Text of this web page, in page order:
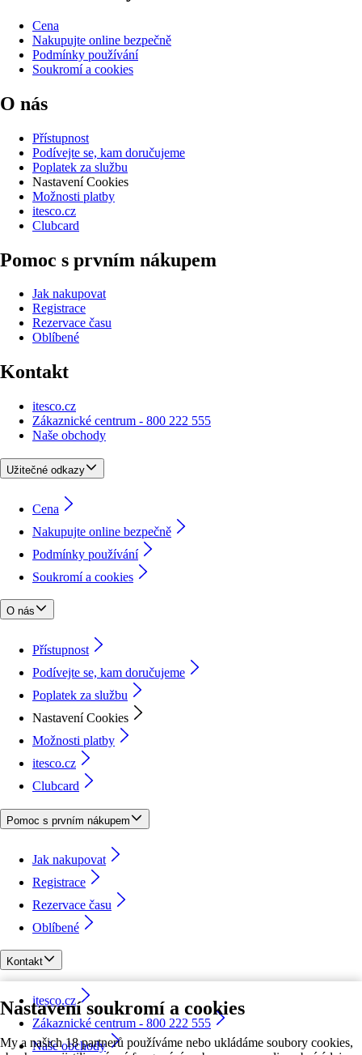
Nastavení soukromí a cookies
My a našich 18 partnerů používáme nebo ukládáme soubory cookies,
Cena
Nakupujte online bezpečně
Podmínky používání
Soukromí a cookies
O nás
Přístupnost
Podívejte se, kam doručujeme
Poplatek za službu
Nastavení Cookies
Možnosti platby
itesco.cz
Clubcard
Pomoc s prvním nákupem
Jak nakupovat
Registrace
Rezervace času
Oblíbené
Kontakt
itesco.cz
Zákaznické centrum - 800 222 555
Naše obchody
Užitečné odkazy
Cena
Nakupujte online bezpečně
Podmínky používání
Soukromí a cookies
O nás
Přístupnost
Podívejte se, kam doručujeme
Poplatek za službu
Nastavení Cookies
Možnosti platby
itesco.cz
Clubcard
Pomoc s prvním nákupem
Jak nakupovat
Registrace
Rezervace času
Oblíbené
Kontakt
itesco.cz
Zákaznické centrum - 800 222 555
Naše obchody